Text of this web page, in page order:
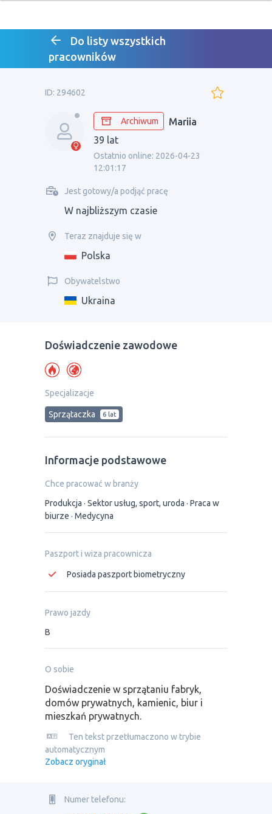
Do listy wszystkich
pracowników
ID: 294602
Archiwum
Mariia
39 lat
Ostatnio online: 2026-04-23
12:01:17
Jest gotowy/a podjąć pracę
W najbliższym czasie
Teraz znajduje się w
Polska
Obywatelstwo
Ukraina
Doświadczenie zawodowe
Specjalizacje
Sprzątaczka 6 lat
Informacje podstawowe
Chce pracować w branży
Produkcja
Sektor usług, sport, uroda
Praca w
biurze
Medycyna
Paszport i wiza pracownicza
Posiada paszport biometryczny
Prawo jazdy
B
O sobie
Doświadczenie w sprzątaniu fabryk,
domów prywatnych, kamienic, biur i
mieszkań prywatnych.
Ten tekst przetłumaczono w trybie
automatycznym
Zobacz oryginał
Numer telefonu: